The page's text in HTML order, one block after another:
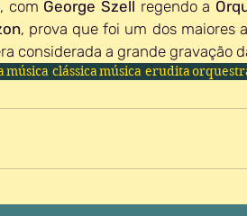
, com George Szell regendo a
, prova que foi um dos maiores
considerada a grande gravação
música clássicamúsica erudita